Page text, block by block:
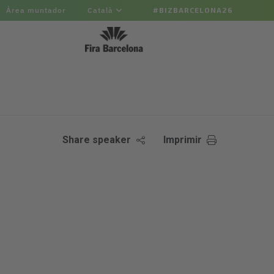
Àrea muntador Català #BIZBARCELONA26
Share speaker Imprimir